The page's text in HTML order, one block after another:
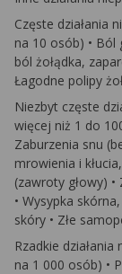
Częste działania
na 10 osób) • Ból
ból żołądka,
Łagodne polipy
Niezbyt częste
więcej niż 1 do
Zaburzenia snu
mrowienia i
(zawroty głowy)
• Wysypka
skóry • Złe
Rzadkie
na 1 000 osób) •